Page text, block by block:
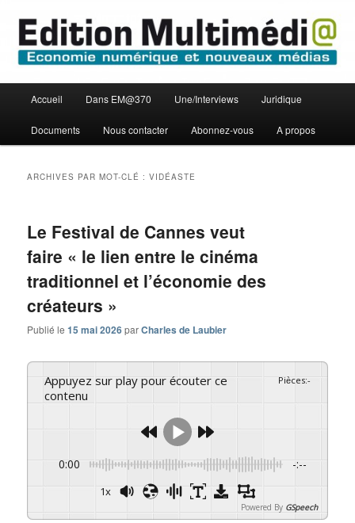
contenu
principal
contenu
secondaire
Edition Multimédi@
principal
Accueil Dans EM@370 Une/Interviews Juridique
Documents Nous contacter Abonnez-vous A propos
ARCHIVES PAR MOT-CLÉ :VIDÉASTE
Le Festival de Cannes veut
faire « le lien entre le cinéma
traditionnel et l’économie des
créateurs »
Publié le15 mai 2026parCharles de Laubier
Appuyez sur play pour écouter ce
contenu
Pièces:-
0:00 -:--
1x
Powered By GSpeech